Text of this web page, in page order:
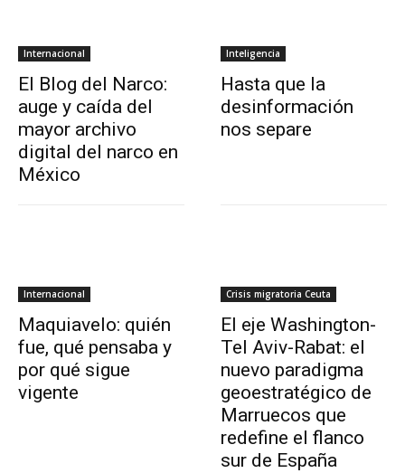
Internacional
El Blog del Narco:
auge y caída del
mayor archivo
digital del narco en
México
Inteligencia
Hasta que la
desinformación
nos separe
Internacional
Maquiavelo: quién
fue, qué pensaba y
por qué sigue
vigente
Crisis migratoria Ceuta
El eje Washington-
Tel Aviv-Rabat: el
nuevo paradigma
geoestratégico de
Marruecos que
redefine el flanco
sur de España